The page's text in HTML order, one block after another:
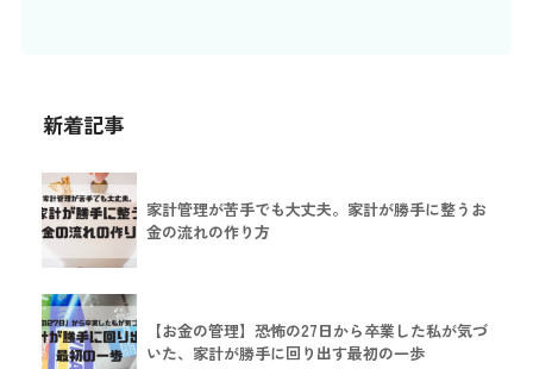
新着記事
家計管理が苦手でも大丈夫。家計が勝手に整うお
金の流れの作り方
【お金の管理】恐怖の27日から卒業した私が気づ
いた、家計が勝手に回り出す最初の一歩